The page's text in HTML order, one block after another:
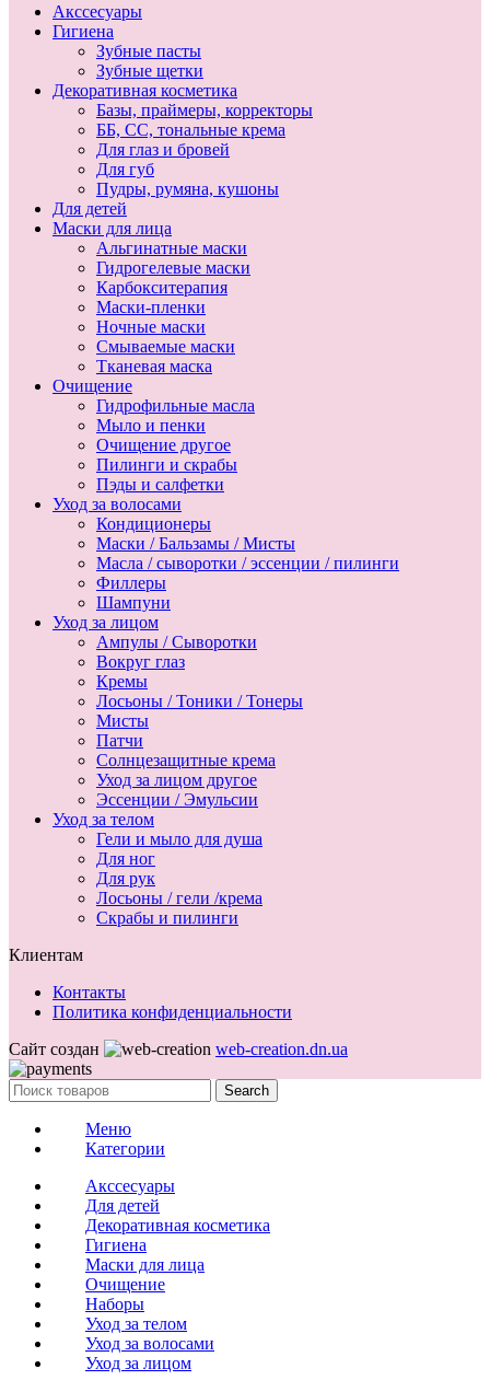
Акссесуары
Гигиена
Зубные пасты
Зубные щетки
Декоративная косметика
Базы, праймеры, корректоры
ББ, СС, тональные крема
Для глаз и бровей
Для губ
Пудры, румяна, кушоны
Для детей
Маски для лица
Альгинатные маски
Гидрогелевые маски
Карбокситерапия
Маски-пленки
Ночные маски
Смываемые маски
Тканевая маска
Очищение
Гидрофильные масла
Мыло и пенки
Очищение другое
Пилинги и скрабы
Пэды и салфетки
Уход за волосами
Кондиционеры
Маски / Бальзамы / Мисты
Масла / сыворотки / эссенции / пилинги
Филлеры
Шампуни
Уход за лицом
Ампулы / Сыворотки
Вокруг глаз
Кремы
Лосьоны / Тоники / Тонеры
Мисты
Патчи
Солнцезащитные крема
Уход за лицом другое
Эссенции / Эмульсии
Уход за телом
Гели и мыло для душа
Для ног
Для рук
Лосьоны / гели /крема
Скрабы и пилинги
Клиентам
Контакты
Политика конфиденциальности
Сайт создан
web-creation.dn.ua
Search
Меню
Категории
Акссесуары
Для детей
Декоративная косметика
Гигиена
Маски для лица
Очищение
Наборы
Уход за телом
Уход за волосами
Уход за лицом